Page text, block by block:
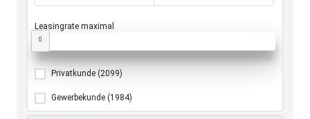
Leasingrate maximal
0
Privatkunde (2099)
Gewerbekunde (1984)